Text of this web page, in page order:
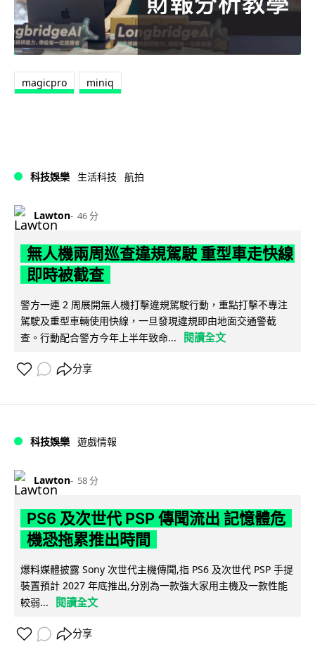
magicpro miniq
科技娛樂 生活科技 航拍
Lawton 46 分
無人機兩周巡查違規駕駛 重型車走快線
即時被截查
警方一連 2 周展開無人機打擊違規駕駛行動，重點打擊不專注
駕駛及重型車輛使用快線，一旦發現違規即由地面交通警截
查。行動配合警方今年上半年致命...
閱讀全文
分享
科技娛樂 遊戲情報
Lawton 58 分
PS6 及次世代 PSP 傳聞流出 記憶體危
機恐拖累推出時間
爆料媒體披露 Sony 次世代主機傳聞,指 PS6 及次世代 PSP 手提
裝置預計 2027 年底推出,分別為一款強大家用主機及一款性能
較弱...
閱讀全文
分享